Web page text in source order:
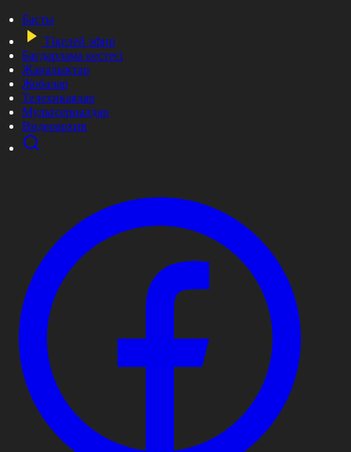
Басты
Тікелей эфир
Бағдарлама кестесі
Жаңалықтар
Жобалар
Телехикаялар
Мультсериалдар
Видеоархив